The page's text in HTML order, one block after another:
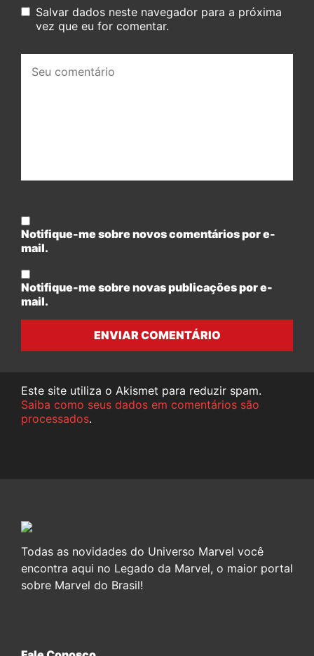
Salvar dados neste navegador para a próxima
vez que eu for comentar.
comentário:
Notifique-me sobre novos comentários por e-
mail.
Notifique-me sobre novas publicações por e-
mail.
ENVIAR COMENTÁRIO
Este site utiliza o Akismet para reduzir spam.
Saiba como seus dados em comentários são
processados.
Todas as novidades do Universo Marvel você
encontra aqui no Legado da Marvel, o maior portal
sobre Marvel do Brasil!